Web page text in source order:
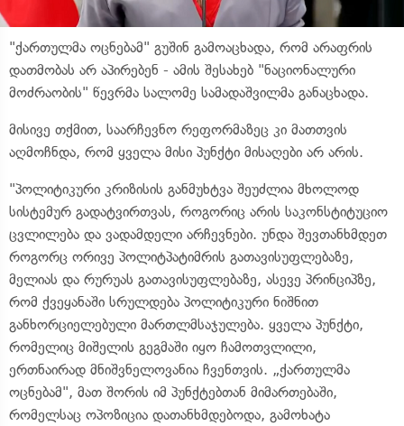
"ქართულმა ოცნებამ" გუშინ გამოაცხადა, რომ არაფრის
დათმობას არ აპირებენ - ამის შესახებ "ნაციონალური
მოძრაობის" წევრმა სალომე სამადაშვილმა განაცხადა.
მისივე თქმით, საარჩევნო რეფორმაზეც კი მათთვის
აღმოჩნდა, რომ ყველა მისი პუნქტი მისაღები არ არის.
"პოლიტიკური კრიზისის განმუხტვა შეუძლია მხოლოდ
სისტემურ გადატვირთვას, როგორიც არის საკონსტიტუციო
ცვლილება და ვადამდელი არჩევნები. უნდა შევთანხმდეთ
როგორც ორივე პოლიტპატიმრის გათავისუფლებაზე,
მელიას და რურუას გათავისუფლებაზე, ასევე პრინციპზე,
რომ ქვეყანაში სრულდება პოლიტიკური ნიშნით
განხორციელებული მართლმსაჯულება. ყველა პუნქტი,
რომელიც მიშელის გეგმაში იყო ჩამოთვლილი,
ერთნაირად მნიშვნელოვანია ჩვენთვის. „ქართულმა
ოცნებამ", მათ შორის იმ პუნქტებთან მიმართებაში,
რომელსაც ოპოზიცია დათანხმდებოდა, გამოხატა